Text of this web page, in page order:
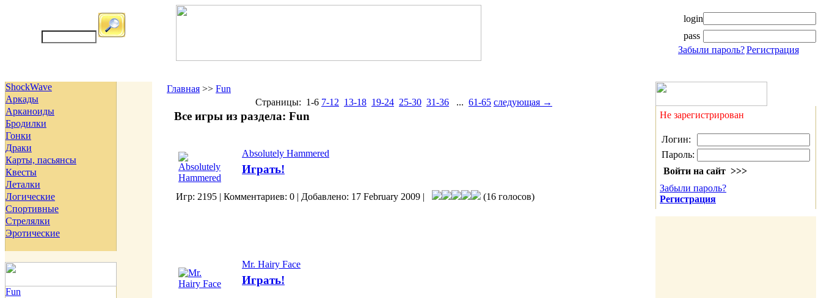
login
pass
Забыли пароль?Регистрация
ShockWave
Аркады
Арканоиды
Бродилки
Гонки
Драки
Карты, пасьянсы
Квесты
Леталки
Логические
Спортивные
Стрелялки
Эротические
Fun
Главная >> Fun
Страницы: 1-6 7-12 13-18 19-24 25-30 31-36 ... 61-65 следующая →
Все игры из раздела: Fun
Absolutely Hammered
Играть!
Игр: 2195 | Комментариев: 0 | Добавлено: 17 February 2009 | (16 голосов)
Mr. Hairy Face
Играть!
Не зарегистрирован
Логин:
Пароль:
Войти на сайт >>>
Забыли пароль?
Регистрация